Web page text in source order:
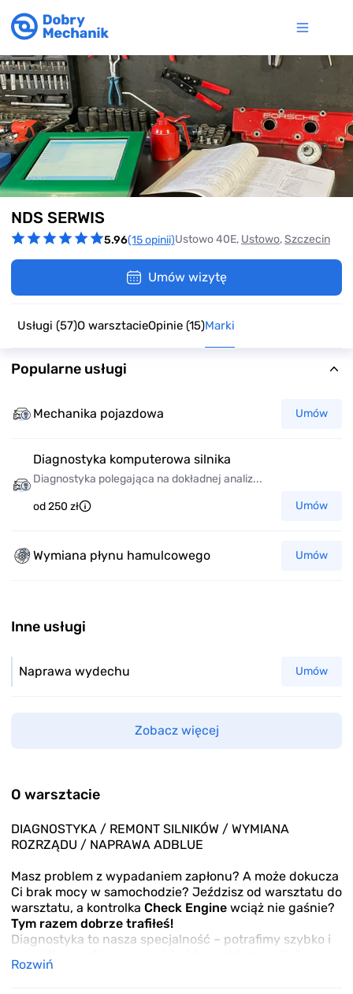
NDS SERWIS
5.96(15 opinii)Ustowo 40E, Ustowo,Szczecin
Umów wizytę
Usługi (57)O warsztacieOpinie (15)Marki
Popularne usługi
Mechanika pojazdowa Umów
Diagnostyka komputerowa silnika
Diagnostyka polegająca na dokładnej analiz...
od 250 zł Umów
Wymiana płynu hamulcowego Umów
Inne usługi
Naprawa wydechu Umów
Zobacz więcej
O warsztacie
DIAGNOSTYKA / REMONT SILNIKÓW / WYMIANA
ROZRZĄDU / NAPRAWA ADBLUE
Masz problem z wypadaniem zapłonu? A może dokucza
Ci brak mocy w samochodzie? Jeździsz od warsztatu do
warsztatu, a kontrolka Check Engine wciąż nie gaśnie?
Tym razem dobrze trafiłeś!
Diagnostyka to nasza specjalność – potrafimy szybko i
Posiadamy pełen pakiet szkoleń oraz profesjonalny
Rozwiń